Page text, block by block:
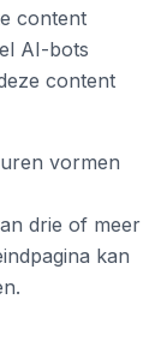
content
AI-bots
content
vormen
drie of meer
kan